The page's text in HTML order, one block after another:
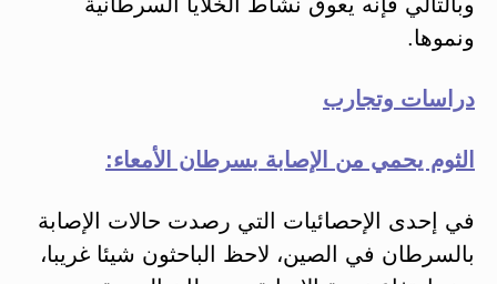
ونموها.
دراسات وتجارب
الثوم يحمي من الإصابة بسرطان الأمعاء:
في إحدى الإحصائيات التي رصدت حالات الإصابة
بالسرطان في الصين، لاحظ الباحثون شيئا غريبا،